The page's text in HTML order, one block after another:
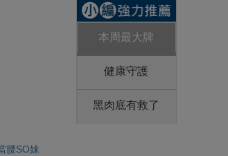
本周最大牌
健康守護
黑肉底有救了
腰SO妹